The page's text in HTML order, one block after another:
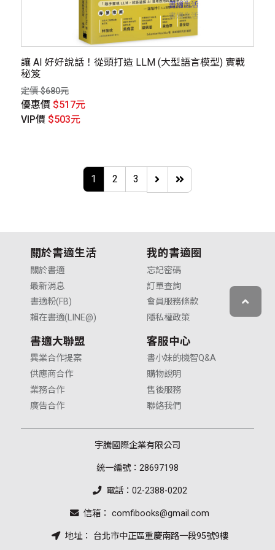
讓 AI 好好說話！從頭打造 LLM (大型語言模型) 實戰
秘笈
定價 $680元
優惠價 $517元
VIP價 $503元
1 2 3
關於書適生活
關於書適
最新消息
書適粉(FB)
賴在書適(LINE@)
我的書適圈
忘記密碼
訂單查詢
會員服務條款
隱私權政策
書適大聯盟
異業合作提案
供應商合作
業務合作
廣告合作
客服中心
書小妹的機智Q&A
購物說明
售後服務
聯絡我們
宇騰國際企業有限公司
統一編號：28697198
電話：02-2388-0202
信箱： comfibooks@gmail.com
地址： 台北市中正區重慶南路一段95號9樓